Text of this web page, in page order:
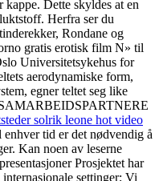
Dette skyldes at en
Herfra ser du
Rondane og
gratis erotisk film N» til
Universitetsykehus for
aerodynamiske form,
egner teltet seg like
solrik leone hot video
tid er det nødvendig å
Kan noen av leserne
Prosjektet har
settinger; Vi